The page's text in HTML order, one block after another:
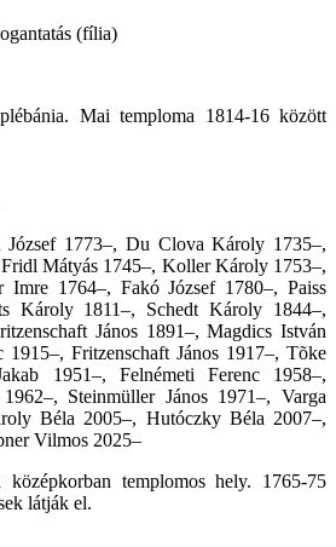
(fília)
Mai temploma 1814-16 között
József 1773–, Du Clova Károly 1735–,
Mátyás 1745–, Koller Károly 1753–,
Imre 1764–, Fakó József 1780–, Paiss
Károly 1811–, Schedt Károly 1844–,
János 1891–, Magdics István
1915–, Fritzenschaft János 1917–, Tõke
1951–, Felnémeti Ferenc 1958–,
Steinmüller János 1971–, Varga
Béla 2005–, Hutóczky Béla 2007–,
Vilmos 2025–
templomos hely. 1765-75
látják el.